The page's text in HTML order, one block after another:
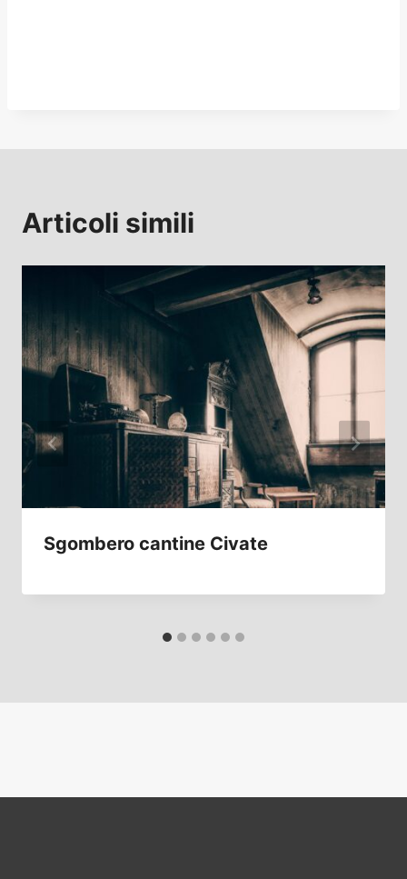
Articoli simili
Sgombero cantine Civate